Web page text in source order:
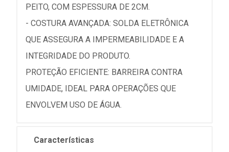
PEITO, COM ESPESSURA DE 2CM.
- COSTURA AVANÇADA: SOLDA ELETRÔNICA
QUE ASSEGURA A IMPERMEABILIDADE E A
INTEGRIDADE DO PRODUTO.
PROTEÇÃO EFICIENTE: BARREIRA CONTRA
UMIDADE, IDEAL PARA OPERAÇÕES QUE
ENVOLVEM USO DE ÁGUA.
Características